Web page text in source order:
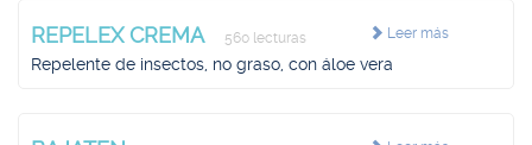
Leer más
REPELEX CREMA 560 lecturas
Repelente de insectos, no graso, con áloe vera